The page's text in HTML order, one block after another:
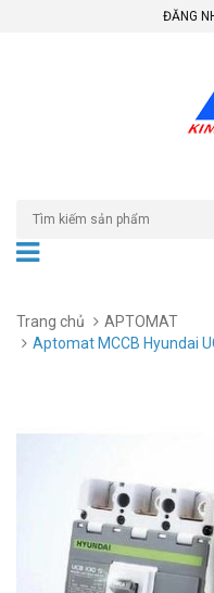
ĐĂNG
Trang chủ
APTOMAT
Aptomat MCCB Hyundai